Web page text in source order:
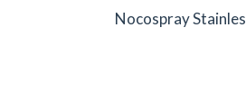
Nocospray